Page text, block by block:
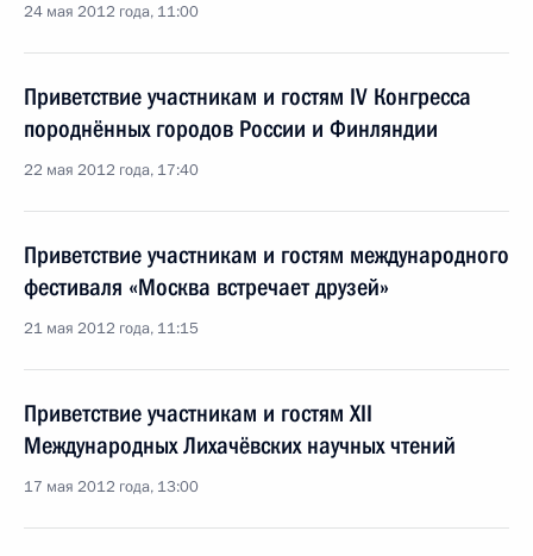
24 мая 2012 года, 11:00
Приветствие участникам и гостям IV Конгресса
породнённых городов России и Финляндии
22 мая 2012 года, 17:40
Приветствие участникам и гостям международного
фестиваля «Москва встречает друзей»
21 мая 2012 года, 11:15
Приветствие участникам и гостям XII
Международных Лихачёвских научных чтений
17 мая 2012 года, 13:00